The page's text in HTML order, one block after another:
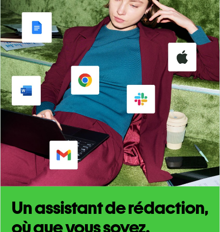
Un assistant de rédaction,
où que vous soyez.